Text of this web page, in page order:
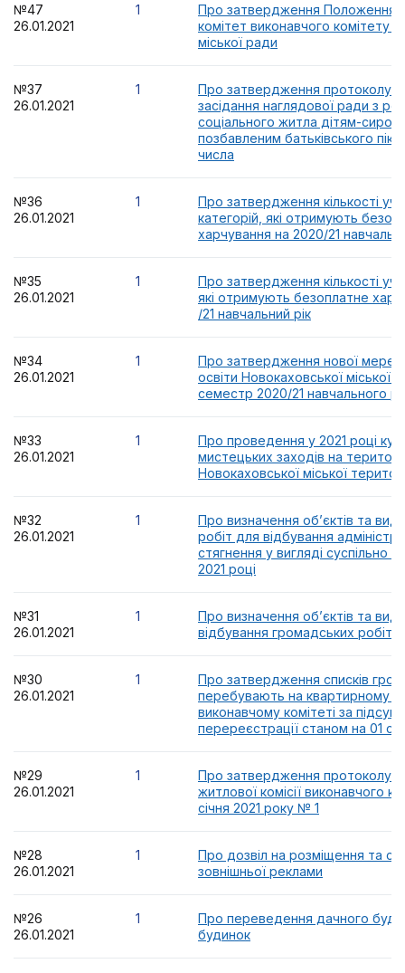
№47
26.01.2021
1
Про затвердження Положення
комітет виконавчого комітету
міської ради
№37
26.01.2021
1
Про затвердження протоколу №
засідання наглядової ради з
соціального житла дітям-
позбавленим батьківського
числа
№36
26.01.2021
1
Про затвердження кількості
категорій, які отримують
харчування на 2020/21
№35
26.01.2021
1
Про затвердження кількості
які отримують безоплатне
/21 навчальний рік
№34
26.01.2021
1
Про затвердження нової
освіти Новокаховської міської
семестр 2020/21 навчального
№33
26.01.2021
1
Про проведення у 2021 році
мистецьких заходів на
Новокаховської міської
№32
26.01.2021
1
Про визначення об’єктів та
робіт для відбування
стягнення у вигляді суспільно
2021 році
№31
26.01.2021
1
Про визначення об’єктів та
відбування громадських робіт у
№30
26.01.2021
1
Про затвердження списків
перебувають на квартирному
виконавчому комітеті за
перереєстрації станом на 01
№29
26.01.2021
1
Про затвердження протоколу
житлової комісії виконавчого
січня 2021 року № 1
№28
26.01.2021
1
Про дозвіл на розміщення та
зовнішньої реклами
№26
26.01.2021
1
Про переведення дачного
будинок